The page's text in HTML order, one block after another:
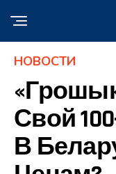
НОВОСТИ
Свой
В